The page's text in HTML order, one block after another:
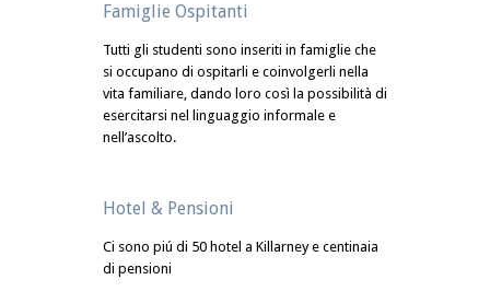
Famiglie Ospitanti
Tutti gli studenti sono inseriti in famiglie che
si occupano di ospitarli e coinvolgerli nella
vita familiare, dando loro così la possibilità di
esercitarsi nel linguaggio informale e
nell’ascolto.
Hotel & Pensioni
Ci sono piú di 50 hotel a Killarney e centinaia
di pensioni